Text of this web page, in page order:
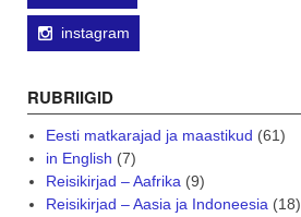
instagram
RUBRIIGID
Eesti matkarajad ja maastikud (61)
in English (7)
Reisikirjad – Aafrika (9)
Reisikirjad – Aasia ja Indoneesia (18)